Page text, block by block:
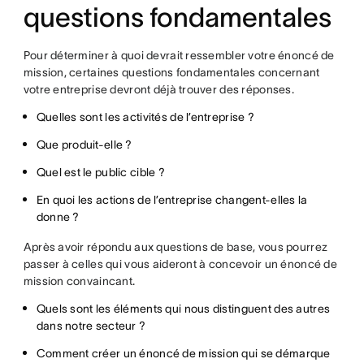
questions fondamentales
Pour déterminer à quoi devrait ressembler votre énoncé de
mission, certaines questions fondamentales concernant
votre entreprise devront déjà trouver des réponses.
Quelles sont les activités de l’entreprise ?
Que produit-elle ?
Quel est le public cible ?
En quoi les actions de l’entreprise changent-elles la
donne ?
Après avoir répondu aux questions de base, vous pourrez
passer à celles qui vous aideront à concevoir un énoncé de
mission convaincant.
Quels sont les éléments qui nous distinguent des autres
dans notre secteur ?
Comment créer un énoncé de mission qui se démarque